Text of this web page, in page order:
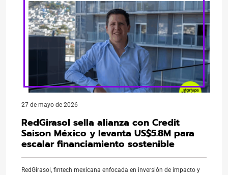
27 de mayo de 2026
RedGirasol sella alianza con Credit
Saison México y levanta US$5.8M para
escalar financiamiento sostenible
RedGirasol, fintech mexicana enfocada en inversión de impacto y